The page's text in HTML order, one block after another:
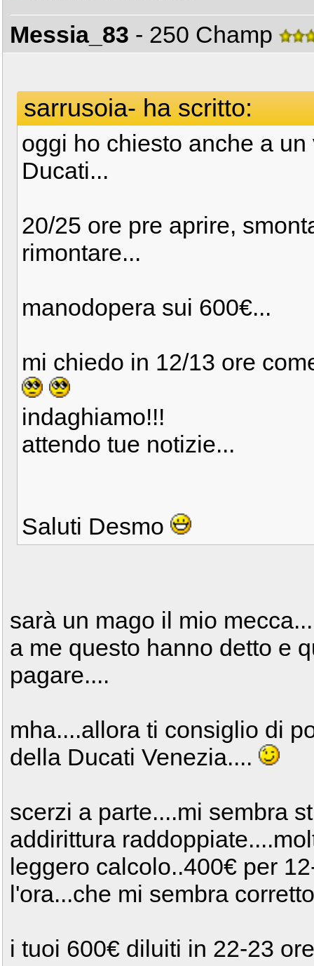
Messia_83 - 250 Champ
sarrusoia- ha scritto:
oggi ho chiesto anche a
Ducati...
20/25 ore pre aprire,
rimontare...
manodopera sui 600€...
mi chiedo in 12/13 ore
indaghiamo!!!
attendo tue notizie...
Saluti Desmo
sarà un mago il mio mecca...
a me questo hanno detto e
pagare....
mha....allora ti consiglio di
della Ducati Venezia....
scerzi a parte....mi sembra
addirittura
leggero calcolo..400€ per
l'ora...che mi sembra
i tuoi 600€ diluiti in 22-23